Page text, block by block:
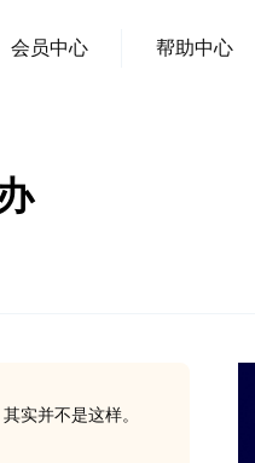
会员中心 帮助中心
实并不是这样。